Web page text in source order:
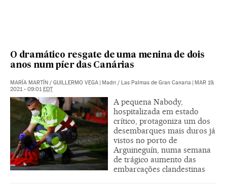
O dramático resgate de uma menina de dois
anos num píer das Canárias
MARÍA MARTÍN / GUILLERMO VEGA | Madri / Las Palmas de Gran Canaria | MAR 19,
2021 - 09:01EDT
A pequena Nabody,
hospitalizada em estado
crítico, protagoniza um dos
desembarques mais duros já
vistos no porto de
Arguineguín, numa semana
de trágico aumento das
embarcações clandestinas